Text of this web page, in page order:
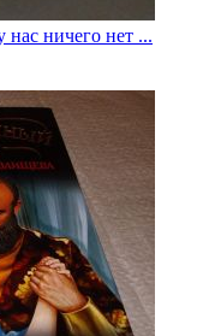
ничего нет ...